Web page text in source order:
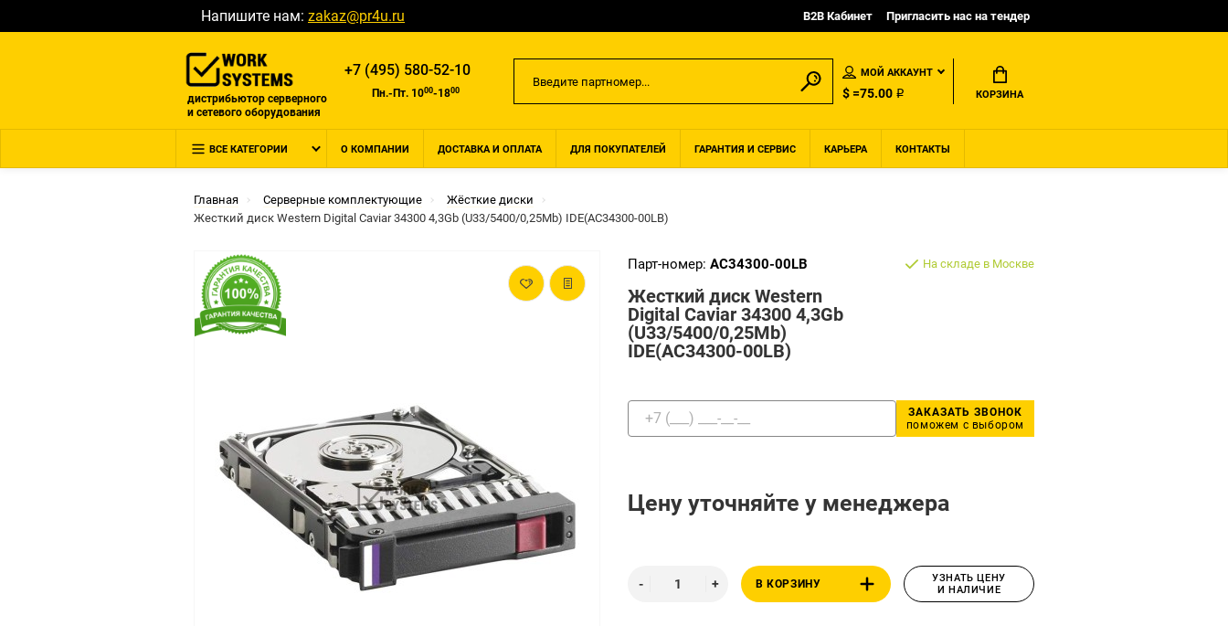
Напишите нам: zakaz@pr4u.ru B2B Кабинет Пригласить нас на тендер
дистрибьютор серверного
и сетевого оборудования
+7 (495) 580-52-10
Пн.-Пт. 1000-1800
МОЙ АККАУНТ
$ =75.00 ₽ КОРЗИНА
ВСЕ КАТЕГОРИИ О КОМПАНИИ ДОСТАВКА И ОПЛАТА ДЛЯ ПОКУПАТЕЛЕЙ ГАРАНТИЯ И СЕРВИС КАРЬЕРА КОНТАКТЫ
Главная Серверные комплектующие
Жёсткие диски
Жесткий диск Western Digital Caviar 34300 4,3Gb (U33/5400/0,25Mb) IDE(AC34300-00LB)
Парт-номер: AC34300-00LB
Жесткий диск Western
Digital Caviar 34300 4,3Gb
(U33/5400/0,25Mb)
IDE(AC34300-00LB)
На складе в Москве
ЗАКАЗАТЬ ЗВОНОК
поможем с выбором
Цену уточняйте у менеджера
В КОРЗИНУ
УЗНАТЬ ЦЕНУ
И НАЛИЧИЕ